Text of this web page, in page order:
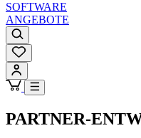
SOFTWARE
ANGEBOTE
PARTNER-